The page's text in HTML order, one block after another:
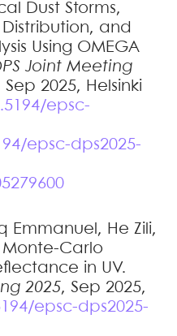
Dust Storms,
and
Using OMEGA
Joint Meeting
Sep 2025, Helsinki
epsc-
epsc-dps2025-
Emmanuel , He Zili,
Monte-Carlo
in UV.
2025, Sep 2025,
epsc-dps2025-